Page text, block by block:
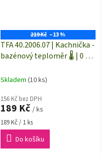
219 Kč –13 %
TFA 40.2006.07 | Kachnička -
bazénový teploměr 🌡️ | 0 až
do bazénu nebo do vany
Skladem (10 ks)
156 Kč bez DPH
189 Kč / ks
Měrná
cena:
189 Kč / 1 ks
Do košíku